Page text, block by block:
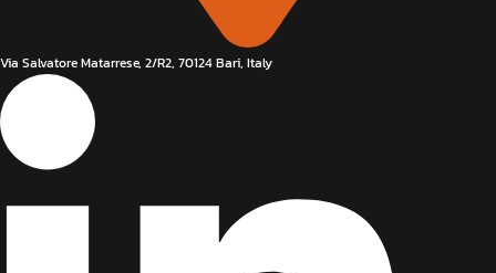
Via Salvatore Matarrese, 2/R2, 70124 Bari, Italy